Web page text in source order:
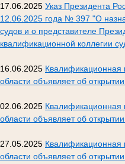
17.06.2025 Указ Президента
12.06.2025 года № 397 "О
судов и о представителе
квалификационной коллегии
16.06.2025 Квалификационная
области объявляет об
02.06.2025 Квалификационная
области объявляет об
27.05.2025 Квалификационная
области объявляет об